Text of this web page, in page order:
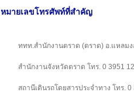
หมายเลขโทรศัพท์ที่สำคัญ
ททท.สำนักงานตราด (ตราด) อ.แหลม
สำนักงานจังหวัดตราด โทร. 0 3951
สถานีเดินรถโดยสารประจำทาง โทร.